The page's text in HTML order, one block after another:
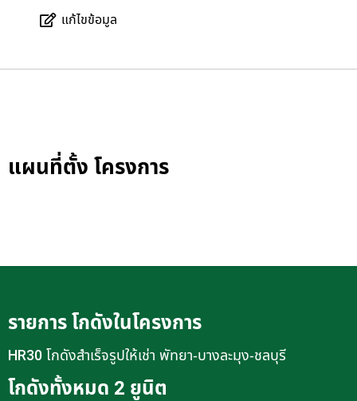
แก้ไขข้อมูล
แผนที่ตั้ง โครงการ
รายการ โกดังในโครงการ
HR30 โกดังสำเร็จรูปให้เช่า พัทยา-บางละมุง-ชลบุรี
โกดังทั้งหมด 2 ยูนิต